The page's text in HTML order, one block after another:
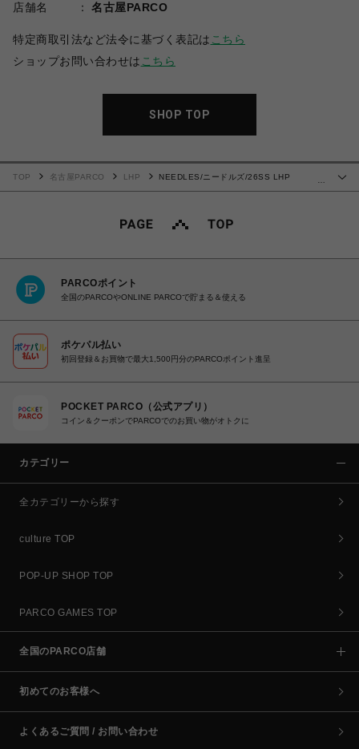
店舗名
名古屋PARCO
特定商取引法など法令に基づく表記は こちら
ショップお問い合わせは こちら
SHOP TOP
…
TOP 名古屋PARCO LHP
NEEDLES/ニードルズ/26SS LHP
PARCOポイント
全国のPARCOやONLINE PARCOで貯まる＆使える
ポケパル払い
初回登録＆お買物で最大1,500円分のPARCOポイント進呈
POCKET PARCO（公式アプリ）
コイン＆クーポンでPARCOでのお買い物がオトクに
カテゴリー
全カテゴリーから探す
culture TOP
POP-UP SHOP TOP
PARCO GAMES TOP
全国のPARCO店舗
初めてのお客様へ
よくあるご質問 / お問い合わせ